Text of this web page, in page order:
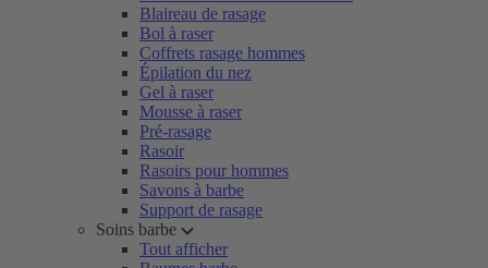
Blaireau de rasage
Bol à raser
Coffrets rasage hommes
Épilation du nez
Gel à raser
Mousse à raser
Pré-rasage
Rasoir
Rasoirs pour hommes
Savons à barbe
Support de rasage
Soins barbe
Tout afficher